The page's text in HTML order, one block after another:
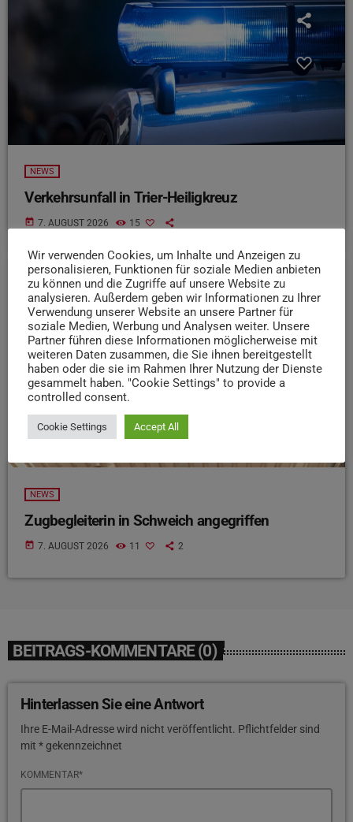
NEWS
Verkehrsunfall in Trier-Heiligkreuz
today 7. AUGUST 2026 15
insert_link
NEWS
Zugbegleiterin in Schweich angegriffen
today 7. AUGUST 2026 11 2
BEITRAGS-KOMMENTARE (0)
Hinterlassen Sie eine Antwort
Ihre E-Mail-Adresse wird nicht veröffentlicht. Pflichtfelder sind
mit * gekennzeichnet
KOMMENTAR*
Wir verwenden Cookies, um Inhalte und Anzeigen zu
personalisieren, Funktionen für soziale Medien anbieten
zu können und die Zugriffe auf unsere Website zu
analysieren. Außerdem geben wir Informationen zu Ihrer
Verwendung unserer Website an unsere Partner für
soziale Medien, Werbung und Analysen weiter. Unsere
Partner führen diese Informationen möglicherweise mit
weiteren Daten zusammen, die Sie ihnen bereitgestellt
haben oder die sie im Rahmen Ihrer Nutzung der Dienste
gesammelt haben. "Cookie Settings" to provide a
controlled consent.
Cookie Settings Accept All